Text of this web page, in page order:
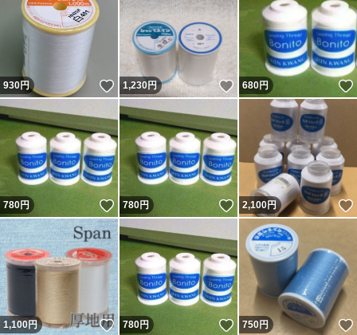
930円 いいね！
1,230円 いいね！
680円
780円 いいね！
780円 いいね！
2,100円
1,100円 いいね！
780円 いいね！
750円